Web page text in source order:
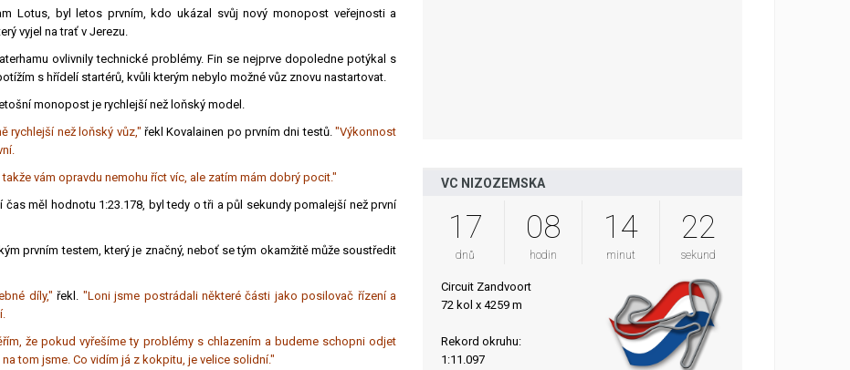
Lotus, byl letos prvním, kdo ukázal svůj nový monopost veřejnosti a
vyjel na trať v Jerezu.
ovlivnily technické problémy. Fin se nejprve dopoledne potýkal s
s hřídelí startérů, kvůli kterým nebylo možné vůz znovu nastartovat.
monopost je rychlejší než loňský model.
rychlejší než loňský vůz," řekl Kovalainen po prvním dni testů."Výkonnost
vám opravdu nemohu říct víc, ale zatím mám dobrý pocit."
měl hodnotu 1:23.178, byl tedy o tři a půl sekundy pomalejší než první
prvním testem, který je značný, neboť se tým okamžitě může soustředit
díly," řekl. "Loni jsme postrádali některé části jako posilovač řízení a
že pokud vyřešíme ty problémy s chlazením a budeme schopni odjet
tom jsme. Co vidím já z kokpitu, je velice solidní."
VC NIZOZEMSKA
17
dnů
08
hodin
14
minut
21
sekund
Circuit Zandvoort
72 kol x 4259 m
Rekord okruhu:
1:11.097